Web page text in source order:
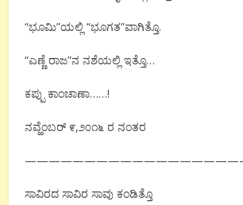
“ಭೂಮಿ”ಯಲ್ಲಿ “ಭೂಗತ”ವಾಗಿತ್ತೊ.
“ಎಣ್ಣೆ ರಾಜ”ನ ನಶೆಯಲ್ಲಿ ಇತ್ತೊ…
ಕಪ್ಪು ಕಾಂಚಾಣಾ……!
ನವ್ಹೆಂಬರ್ ೯,೨೦೧೬ ರ ನಂತರ
ಸಾವಿರದ ಸಾವಿರ ಸಾವು ಕಂಡಿತ್ತೊ